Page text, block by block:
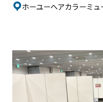
ホーユーへアカラーミ